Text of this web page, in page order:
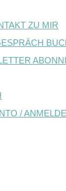
ZU MIR
/